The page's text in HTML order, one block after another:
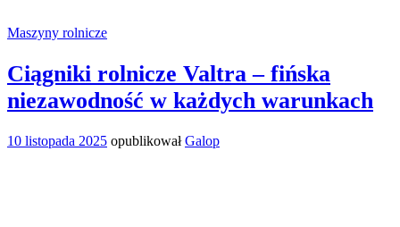
Maszyny rolnicze
Ciągniki rolnicze Valtra – fińska
niezawodność w każdych warunkach
10 listopada 2025 opublikowałGalop